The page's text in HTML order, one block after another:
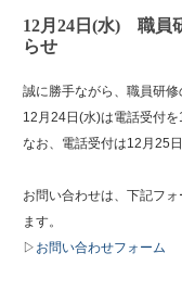
12月24日(水) 職員
らせ
誠に勝手ながら、職員研修
12月24日(水)は電話受付
なお、電話受付は12月25
お問い合わせは、下記フ
ます。
▷ お問い合わせフォーム